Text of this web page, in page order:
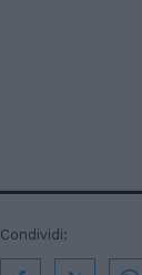
Condividi: